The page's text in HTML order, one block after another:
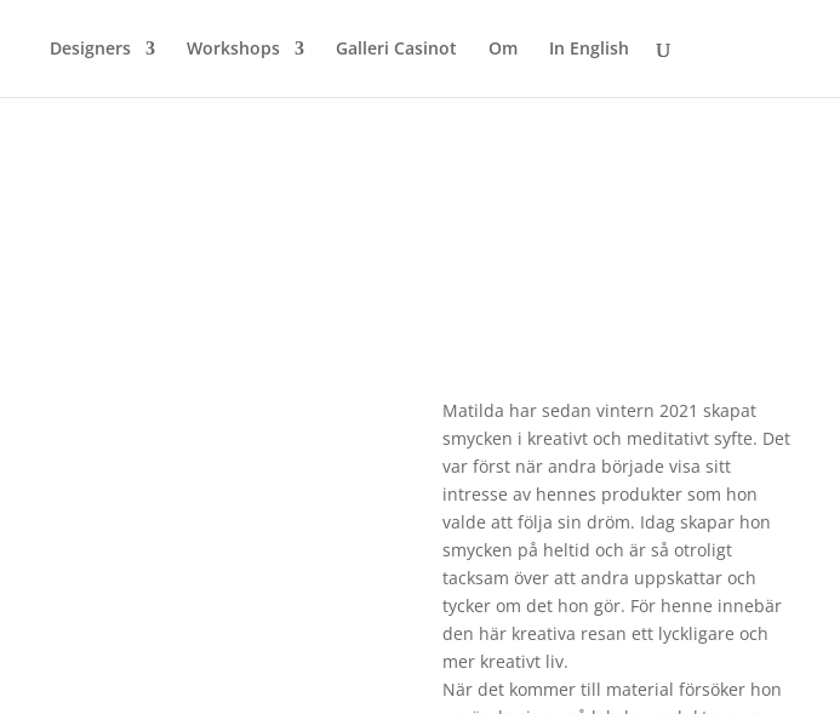
Designers Workshops Galleri Casinot Om In English
Matilda har sedan vintern 2021 skapat
smycken i kreativt och meditativt syfte. Det
var först när andra började visa sitt
intresse av hennes produkter som hon
valde att följa sin dröm. Idag skapar hon
smycken på heltid och är så otroligt
tacksam över att andra uppskattar och
tycker om det hon gör. För henne innebär
den här kreativa resan ett lyckligare och
mer kreativt liv.
När det kommer till material försöker hon